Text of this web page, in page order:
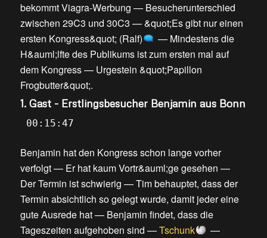
bekommt Viagra-Werbung — Besucherunterschied
zwischen 29C3 und 30C3 —&quot;Es gibt nur einen
ersten Kongress&quot; (Ralf)
— Mindestens die
H&auml;lfte des Publikums ist zum ersten mal auf
dem Kongress— Urgestein &quot;Papillon
Frogbutter&quot;.
1. Gast - Erstlingsbesucher Benjamin aus Bonn
00:15:47
Benjamin hat den Kongress schon lange vorher
verfolgt— Er hat kaum Vortr&auml;ge gesehen —
Der Termin ist schwierig —Tim behauptet, dass der
Termin absichtlich so gelegt wurde, damit jeder eine
gute Ausrede hat— Benjamin findet, dass die
Tageszeiten aufgehoben sind —Tschunk
—